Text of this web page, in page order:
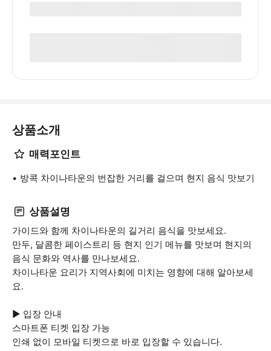
상품소개
매력포인트
방콕 차이나타운의 번잡한 거리를 걸으며 현지 음식 맛보기
상품설명
가이드와 함께 차이나타운의 길거리 음식을 맛보세요.
만두, 달콤한 페이스트리 등 현지 인기 메뉴를 맛보며 현지의
음식 문화와 역사를 만나보세요.
차이나타운 요리가 지역사회에 미치는 영향에 대해 알아보세
요.
▶ 입장 안내
스마트폰 티켓 입장 가능
인쇄 없이 모바일 티켓으로 바로 입장할 수 있습니다.